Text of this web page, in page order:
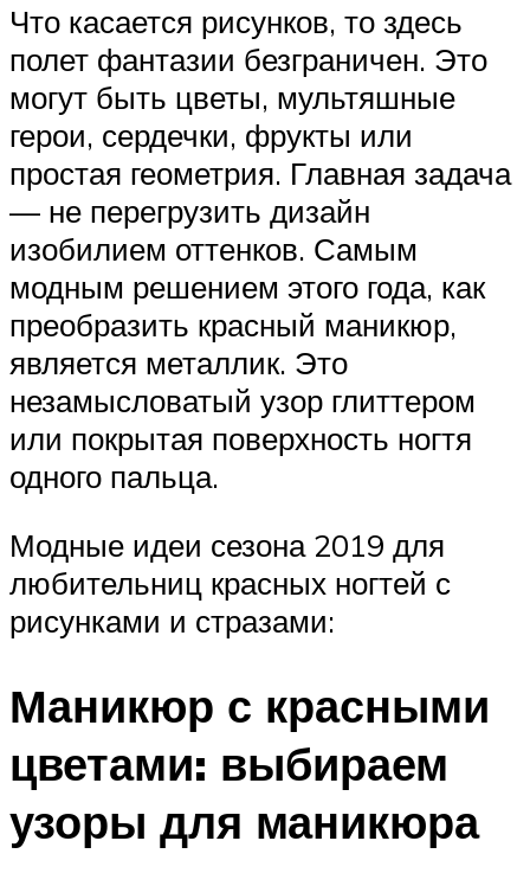
Что касается рисунков, то здесь
полет фантазии безграничен. Это
могут быть цветы, мультяшные
герои, сердечки, фрукты или
простая геометрия. Главная задача
— не перегрузить дизайн
изобилием оттенков. Самым
модным решением этого года, как
преобразить красный маникюр,
является металлик. Это
незамысловатый узор глиттером
или покрытая поверхность ногтя
одного пальца.
Модные идеи сезона 2019 для
любительниц красных ногтей с
рисунками и стразами:
Маникюр с красными
цветами: выбираем
узоры для маникюра